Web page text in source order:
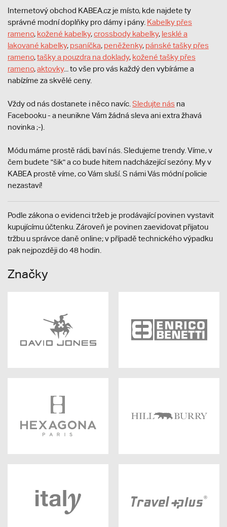
Internetový obchod KABEA.cz je místo, kde najdete ty
správné modní doplňky pro dámy i pány. Kabelky přes
rameno, kožené kabelky,crossbody kabelky, lesklé a
lakované kabelky, psaníčka, peněženky, pánské tašky přes
rameno,tašky a pouzdra na doklady, kožené tašky přes
rameno,aktovky... to vše pro vás každý den vybíráme a
nabízíme za skvělé ceny.
Vždy od nás dostanete i něco navíc. Sledujte nás na
Facebooku - a neunikne Vám žádná sleva ani extra žhavá
novinka ;-).
Módu máme prostě rádi, baví nás. Sledujeme trendy. Víme, v
čem budete "šik" a co bude hitem nadcházející sezóny. My v
KABEA prostě víme, co Vám sluší. S námi Vás módní policie
nezastaví!
Podle zákona o evidenci tržeb je prodávající povinen vystavit
kupujícímu účtenku. Zároveň je povinen zaevidovat přijatou
tržbu u správce daně online; v případě technického výpadku
pak nejpozději do 48 hodin.
Značky